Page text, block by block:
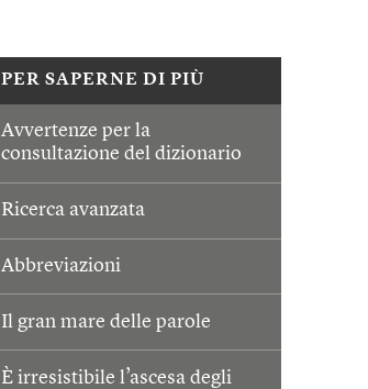
PER SAPERNE DI PIÙ
Avvertenze per la
consultazione del dizionario
Ricerca avanzata
Abbreviazioni
Il gran mare delle parole
È irresistibile l’ascesa degli